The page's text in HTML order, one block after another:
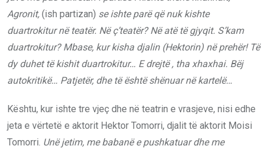
Agronit, (ish partizan) se ishte parë që nuk kishte
duartrokitur në teatër. Në ç’teatër? Në atë të gjyqit. S’kam
duartrokitur? Mbase, kur kisha djalin (Hektorin) në prehër! Të
dy duhet të kishit duartrokitur… E drejtë , tha xhaxhai. Bëj
autokritikë… Patjetër, dhe të është shënuar në kartelë…
Kështu, kur ishte tre vjeç dhe në teatrin e vrasjeve, nisi edhe
jeta e vërtetë e aktorit Hektor Tomorri, djalit të aktorit Moisi
Tomorri. Unë jetim, me babanë e pushkatuar dhe me